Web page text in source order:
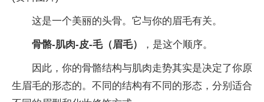
这是一个美丽的头骨。它与你的眉毛有关。
骨骼-肌肉-皮-毛（眉毛） ，是这个顺序。
因此，你的骨骼结构与肌肉走势其实是决定了你原
生眉毛的形态的。不同的结构有不同的形态，分别适合